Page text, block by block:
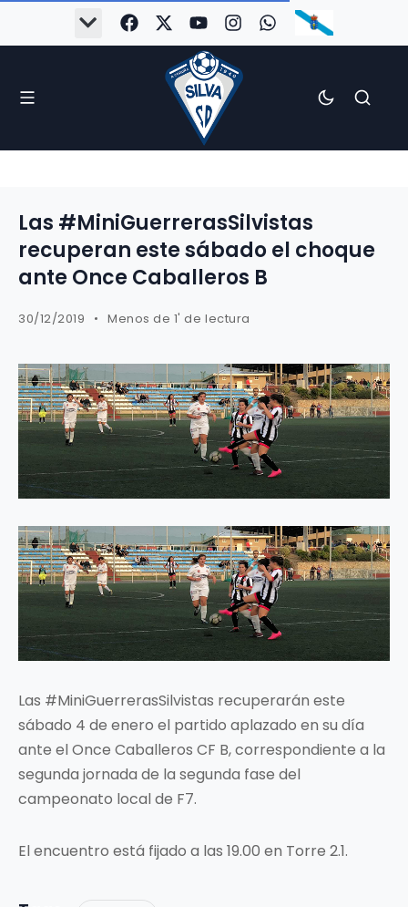
Las #MiniGuerrerasSilvistas
recuperan este sábado el choque
ante Once Caballeros B
30/12/2019 Menos de 1' de lectura
Las #MiniGuerrerasSilvistas recuperarán este
sábado 4 de enero el partido aplazado en su día
ante el Once Caballeros CF B, correspondiente a la
segunda jornada de la segunda fase del
campeonato local de F7.
El encuentro está fijado a las 19.00 en Torre 2.1.